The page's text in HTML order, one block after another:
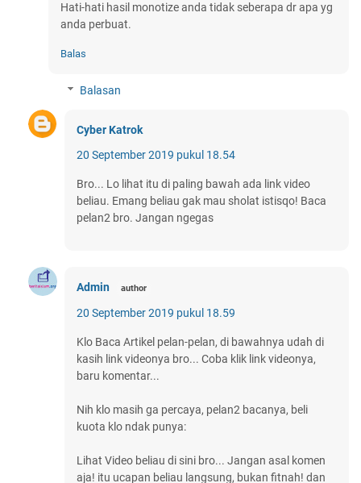
Hati-hati hasil monotize anda tidak seberapa dr apa yg
anda perbuat.
Balas
Balasan
Cyber Katrok
20 September 2019 pukul 18.54
Bro... Lo lihat itu di paling bawah ada link video
beliau. Emang beliau gak mau sholat istisqo! Baca
pelan2 bro. Jangan ngegas
Admin
20 September 2019 pukul 18.59
Klo Baca Artikel pelan-pelan, di bawahnya udah di
kasih link videonya bro... Coba klik link videonya,
baru komentar...
Nih klo masih ga percaya, pelan2 bacanya, beli
kuota klo ndak punya:
Lihat Video beliau di sini bro... Jangan asal komen
aja! itu ucapan beliau langsung, bukan fitnah! dan